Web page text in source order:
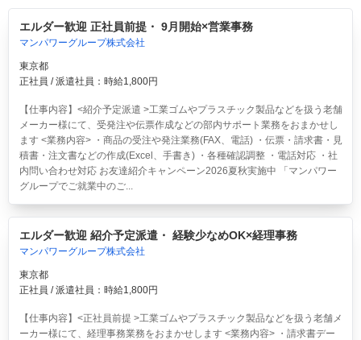
エルダー歓迎 正社員前提・ 9月開始×営業事務
マンパワーグループ株式会社
東京都
正社員 / 派遣社員：時給1,800円
【仕事内容】<紹介予定派遣 >工業ゴムやプラスチック製品などを扱う老舗
メーカー様にて、受発注や伝票作成などの部内サポート業務をおまかせし
ます <業務内容> ・商品の受注や発注業務(FAX、電話) ・伝票・請求書・見
積書・注文書などの作成(Excel、手書き) ・各種確認調整 ・電話対応 ・社
内問い合わせ対応 お友達紹介キャンペーン2026夏秋実施中 「マンパワー
グループでご就業中のご...
エルダー歓迎 紹介予定派遣・ 経験少なめOK×経理事務
マンパワーグループ株式会社
東京都
正社員 / 派遣社員：時給1,800円
【仕事内容】<正社員前提 >工業ゴムやプラスチック製品などを扱う老舗メ
ーカー様にて、経理事務業務をおまかせします <業務内容> ・請求書デー